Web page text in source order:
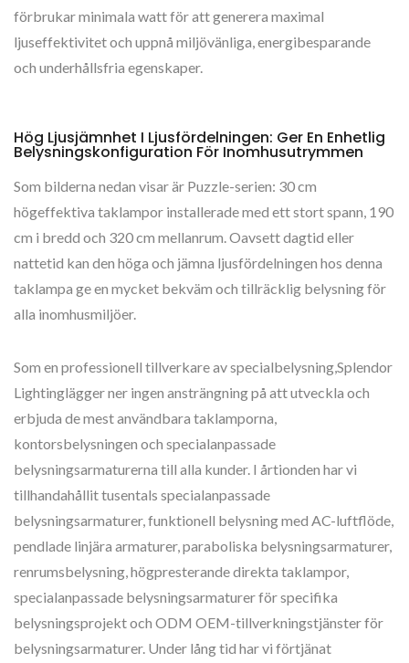
förbrukar minimala watt för att generera maximal
ljuseffektivitet och uppnå miljövänliga, energibesparande
och underhållsfria egenskaper.
Hög Ljusjämnhet I Ljusfördelningen: Ger En Enhetlig
Belysningskonfiguration För Inomhusutrymmen
Som bilderna nedan visar är Puzzle-serien: 30 cm
högeffektiva taklampor installerade med ett stort spann, 190
cm i bredd och 320 cm mellanrum. Oavsett dagtid eller
nattetid kan den höga och jämna ljusfördelningen hos denna
taklampa ge en mycket bekväm och tillräcklig belysning för
alla inomhusmiljöer.
Som en professionell tillverkare av specialbelysning,Splendor
Lightinglägger ner ingen ansträngning på att utveckla och
erbjuda de mest användbara taklamporna,
kontorsbelysningen och specialanpassade
belysningsarmaturerna till alla kunder. I årtionden har vi
tillhandahållit tusentals specialanpassade
belysningsarmaturer, funktionell belysning med AC-luftflöde,
pendlade linjära armaturer, paraboliska belysningsarmaturer,
renrumsbelysning, högpresterande direkta taklampor,
specialanpassade belysningsarmaturer för specifika
belysningsprojekt och ODM OEM-tillverkningstjänster för
belysningsarmaturer. Under lång tid har vi förtjänat